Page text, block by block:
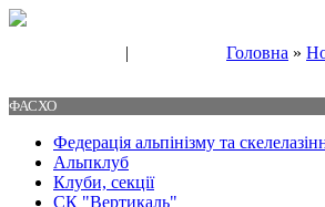
| Головна »
ФАСХО
Федерація альпінізму та
Альпклуб
Клуби, секції
СК "Вертикаль"